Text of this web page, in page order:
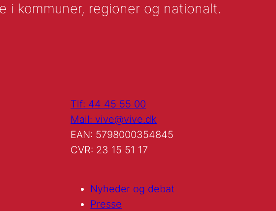
i kommuner, regioner og nationalt.
Tlf: 44 45 55 00
Mail: vive@vive.dk
EAN: 5798000354845
CVR: 23 15 51 17
Nyheder og debat
Presse